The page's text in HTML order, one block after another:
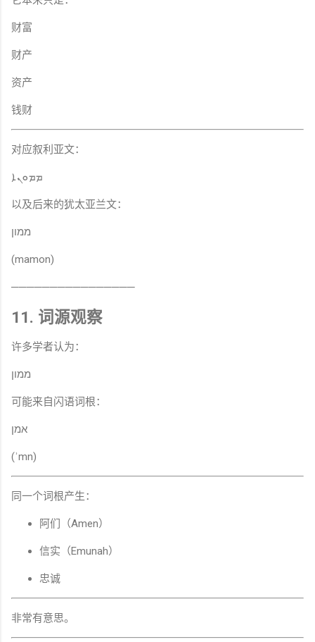
财富
财产
资产
钱财
对应叙利亚文：
ܡܡܘܢܐ
以及后来的犹太亚兰文：
ממון
(mamon)
────────────────
11. 词源观察
许多学者认为：
ממון
可能来自闪语词根：
אמן
(ʾmn)
同一个词根产生：
阿们（Amen）
信实（Emunah）
忠诚
非常有意思。